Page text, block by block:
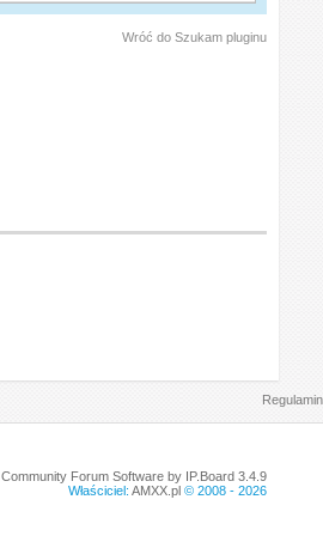
Wróć do Szukam pluginu
Regulamin
Community Forum Software by IP.Board 3.4.9
Właściciel: AMXX.pl© 2008 - 2026